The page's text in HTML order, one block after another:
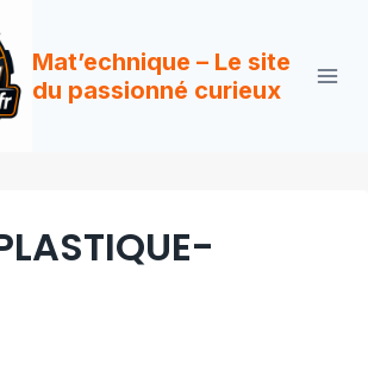
Mat’echnique – Le site
du passionné curieux